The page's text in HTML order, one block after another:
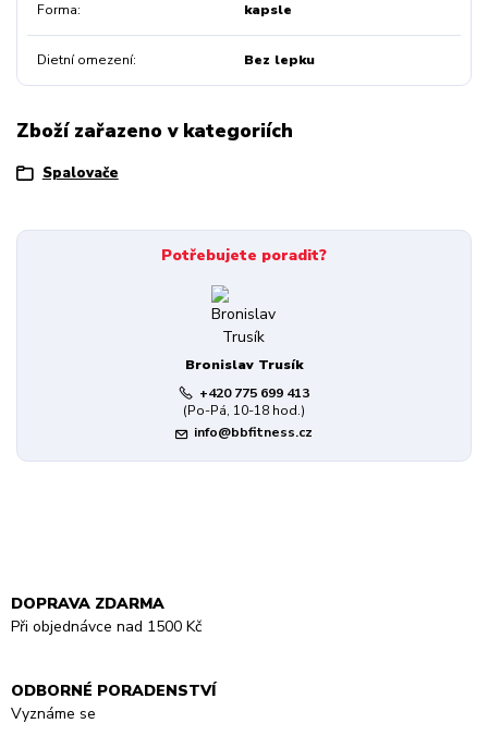
Forma kapsle
Dietní omezení Bez lepku
Zboží zařazeno v kategoriích
Spalovače
Potřebujete poradit?
Bronislav Trusík
+420 775 699 413
(Po-Pá, 10-18 hod.)
info@bbfitness.cz
DOPRAVA ZDARMA
Při objednávce nad 1500 Kč
ODBORNÉ PORADENSTVÍ
Vyznáme se